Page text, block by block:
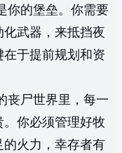
你的堡垒。你需要
武器，来抵挡夜
于提前规划和资
丧尸世界里，每一
你必须管理好牧
火力，幸存者有